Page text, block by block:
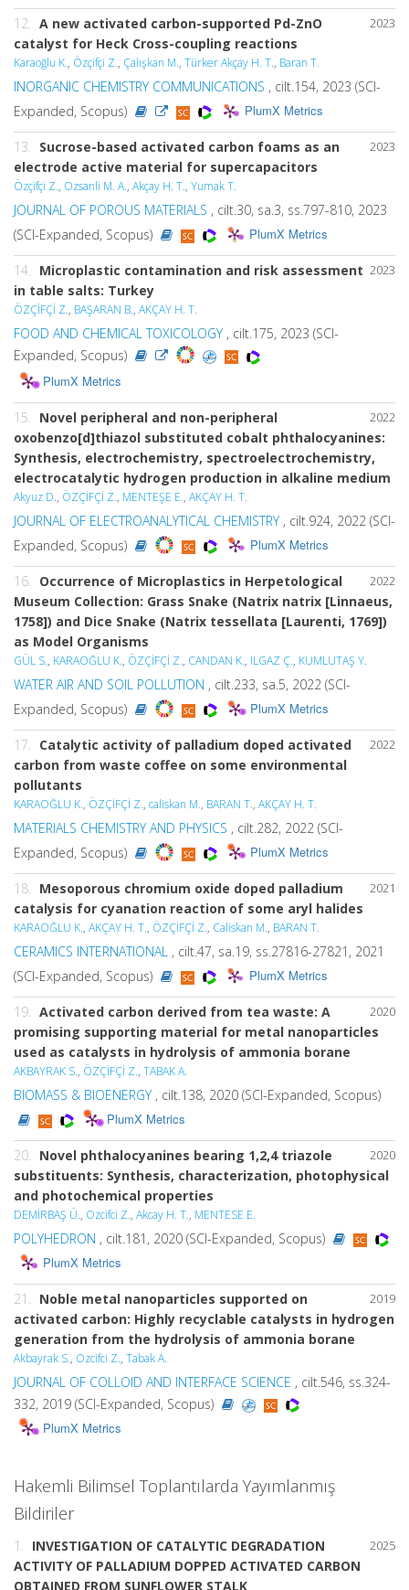
2023
12. A new activated carbon-supported Pd-ZnO
catalyst for Heck Cross-coupling reactions
Karaoğlu K., Özçifçi Z., Çalışkan M., Türker Akçay H. T., Baran T.
INORGANIC CHEMISTRY COMMUNICATIONS , cilt.154, 2023 (SCI-
Expanded, Scopus)
PlumX Metrics
2023
13. Sucrose-based activated carbon foams as an
electrode active material for supercapacitors
Özçifçi Z., Ozsanli M. A., Akçay H. T., Yumak T.
JOURNAL OF POROUS MATERIALS , cilt.30, sa.3, ss.797-810, 2023
(SCI-Expanded, Scopus)
PlumX Metrics
2023
14. Microplastic contamination and risk assessment
in table salts: Turkey
ÖZÇİFÇİ Z., BAŞARAN B., AKÇAY H. T.
FOOD AND CHEMICAL TOXICOLOGY , cilt.175, 2023 (SCI-
Expanded, Scopus)
PlumX Metrics
2022
15. Novel peripheral and non-peripheral
oxobenzo[d]thiazol substituted cobalt phthalocyanines:
Synthesis, electrochemistry, spectroelectrochemistry,
electrocatalytic hydrogen production in alkaline medium
Akyuz D., ÖZÇİFÇİ Z., MENTEŞE E., AKÇAY H. T.
JOURNAL OF ELECTROANALYTICAL CHEMISTRY , cilt.924, 2022 (SCI-
Expanded, Scopus)
PlumX Metrics
2022
16. Occurrence of Microplastics in Herpetological
Museum Collection: Grass Snake (Natrix natrix [Linnaeus,
1758]) and Dice Snake (Natrix tessellata [Laurenti, 1769])
as Model Organisms
GÜL S., KARAOĞLU K., ÖZÇİFÇİ Z., CANDAN K., ILGAZ Ç., KUMLUTAŞ Y.
WATER AIR AND SOIL POLLUTION , cilt.233, sa.5, 2022 (SCI-
Expanded, Scopus)
PlumX Metrics
2022
17. Catalytic activity of palladium doped activated
carbon from waste coffee on some environmental
pollutants
KARAOĞLU K., ÖZÇİFÇİ Z., caliskan M., BARAN T., AKÇAY H. T.
MATERIALS CHEMISTRY AND PHYSICS , cilt.282, 2022 (SCI-
Expanded, Scopus)
PlumX Metrics
2021
18. Mesoporous chromium oxide doped palladium
catalysis for cyanation reaction of some aryl halides
KARAOĞLU K., AKÇAY H. T., ÖZÇİFÇİ Z., Caliskan M., BARAN T.
CERAMICS INTERNATIONAL , cilt.47, sa.19, ss.27816-27821, 2021
(SCI-Expanded, Scopus)
PlumX Metrics
2020
19. Activated carbon derived from tea waste: A
promising supporting material for metal nanoparticles
used as catalysts in hydrolysis of ammonia borane
AKBAYRAK S., ÖZÇİFÇİ Z., TABAK A.
BIOMASS & BIOENERGY , cilt.138, 2020 (SCI-Expanded, Scopus)
PlumX Metrics
2020
20. Novel phthalocyanines bearing 1,2,4 triazole
substituents: Synthesis, characterization, photophysical
and photochemical properties
DEMİRBAŞ Ü., Ozcifci Z., Akcay H. T., MENTESE E.
POLYHEDRON , cilt.181, 2020 (SCI-Expanded, Scopus)
PlumX Metrics
2019
21. Noble metal nanoparticles supported on
activated carbon: Highly recyclable catalysts in hydrogen
generation from the hydrolysis of ammonia borane
Akbayrak S., Ozcifci Z., Tabak A.
JOURNAL OF COLLOID AND INTERFACE SCIENCE , cilt.546, ss.324-
332, 2019 (SCI-Expanded, Scopus)
PlumX Metrics
Hakemli Bilimsel Toplantılarda Yayımlanmış
Bildiriler
2025
1. INVESTIGATION OF CATALYTIC DEGRADATION
ACTIVITY OF PALLADIUM DOPPED ACTIVATED CARBON
OBTAINED FROM SUNFLOWER STALK